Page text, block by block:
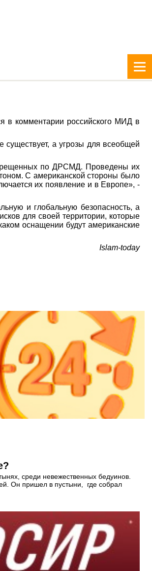
в комментарии российского МИД в
а угрозы для всеобщей
по ДРСМД. Проведены их
С американской стороны было
их появление и в Европе», -
и глобальную безопасность, а
для своей территории, которые
оснащении будут американские
Islam-today
среди невежественных бедуинов.
Он пришел в пустыни, где собрал